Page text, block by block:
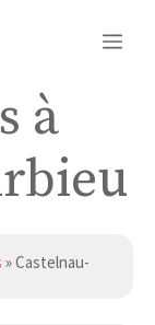
à
» Castelnau-